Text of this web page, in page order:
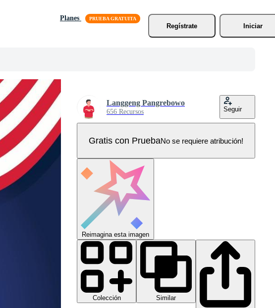
Planes
Regístrate
Iniciar
Langgeng Pangrebowo
656 Recursos Seguir
Gratis con PruebaNo se requiere atribución!
Reimagina esta imagen
Colección
Similar